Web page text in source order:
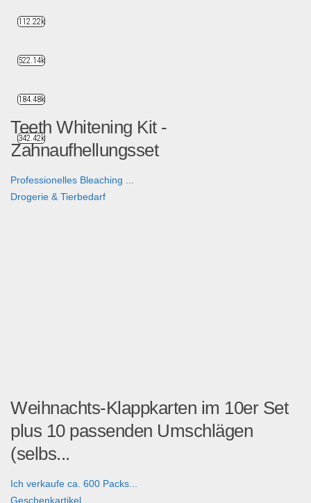
Teeth Whitening Kit -
Zahnaufhellungsset
Professionelles Bleaching ...
Drogerie & Tierbedarf
Weihnachts-Klappkarten im 10er Set
plus 10 passenden Umschlägen
(selbs...
Ich verkaufe ca. 600 Packs...
Geschenkartikel
112.22k
522.14k
184.48k
342.42k